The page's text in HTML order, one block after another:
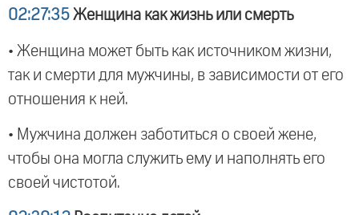
02:27:35 Женщина как жизнь или смерть
• Женщина может быть как источником жизни,
так и смерти для мужчины, в зависимости от его
отношения к ней.
• Мужчина должен заботиться о своей жене,
чтобы она могла служить ему и наполнять его
своей чистотой.